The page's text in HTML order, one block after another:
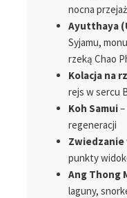
nocna
Ayutthaya
Syjamu,
rzeką Chao
Kolacja na
rejs w sercu
Koh Samui
regeneracji
Zwiedzanie
punkty
Ang Thong
laguny,